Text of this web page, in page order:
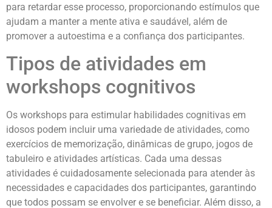
para retardar esse processo, proporcionando estímulos que
ajudam a manter a mente ativa e saudável, além de
promover a autoestima e a confiança dos participantes.
Tipos de atividades em
workshops cognitivos
Os workshops para estimular habilidades cognitivas em
idosos podem incluir uma variedade de atividades, como
exercícios de memorização, dinâmicas de grupo, jogos de
tabuleiro e atividades artísticas. Cada uma dessas
atividades é cuidadosamente selecionada para atender às
necessidades e capacidades dos participantes, garantindo
que todos possam se envolver e se beneficiar. Além disso, a